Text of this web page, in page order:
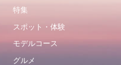
特集
スポット・体験
モデルコース
グルメ